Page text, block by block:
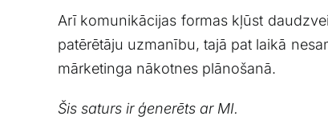
Arī komunikācijas formas⁤ kļūst
patērētāju ⁤uzmanību, ‍tajā pat laikā
mārketinga nākotnes⁤ plānošanā.
Šis saturs ir ​ģenerēts ⁤ar⁤ MI.